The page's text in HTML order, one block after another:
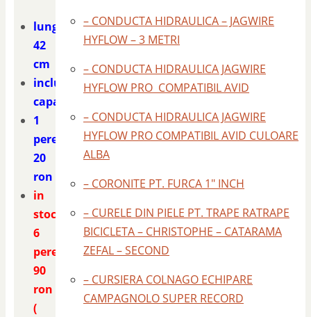
lungime
42
cm
include
capacele
1
pereche
20
ron
in
stoc
6
perechi
90
ron
(
– CONDUCTA HIDRAULICA – JAGWIRE
HYFLOW – 3 METRI
– CONDUCTA HIDRAULICA JAGWIRE
HYFLOW PRO COMPATIBIL AVID
– CONDUCTA HIDRAULICA JAGWIRE
HYFLOW PRO COMPATIBIL AVID CULOARE
ALBA
– CORONITE PT. FURCA 1" INCH
– CURELE DIN PIELE PT. TRAPE RATRAPE
BICICLETA – CHRISTOPHE – CATARAMA
ZEFAL – SECOND
– CURSIERA COLNAGO ECHIPARE
CAMPAGNOLO SUPER RECORD